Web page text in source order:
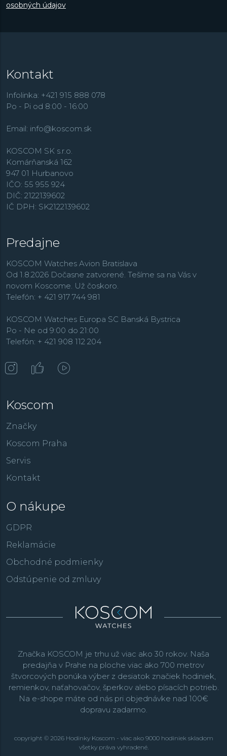
osobných údajov
Kontakt
Infolinka: +421 915 888 078
Po - Pi od 8:00 - 16:00
Email: info@koscom.sk
KOSCOM SK s.r.o.
Komárňanská 162
947 01 Hurbanovo
IČO: 55 955 924
DIČ: 2122139602
IČ DPH: SK2122139602
Predajne
KOSCOM Watches Avion Bratislava
Od 1.8.2026 Dočasne zatvorené. Tešíme sa na Vás v
novom Koscome. Už čoskoro.
Telefón: + 421 917 744 981
KOSCOM Watches Europa SC Banská Bystrica
Po - Ne od 9:00 do 21:00
Telefón: + 421 908 112 204
Koscom
Značky
Koscom Praha
Servis
Kontakt
O nákupe
GDPR
Reklamácie
Obchodné podmienky
Odstúpenie od zmluvy
Značka KOSCOM je trhu už viac ako 30 rokov. Naša
predajňa v Prahe na ploche viac ako 700 metrov
štvorcových ponúka výber z desiatok značiek hodiniek,
remienkov, naťahovačov, šperkov alebo písacích potrieb.
Na e-shope máte od nás pri objednávke nad 100€
dopravu zadarmo.
copyright © 2026 Hodinky Koscom - viac ako 9000 hodiniek skladom
všetky práva vyhradené.